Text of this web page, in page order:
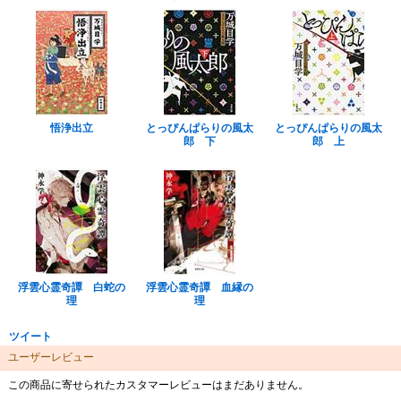
悟浄出立
とっぴんぱらりの風太
郎 下
とっぴんぱらりの風太
郎 上
浮雲心霊奇譚 白蛇の
理
浮雲心霊奇譚 血縁の
理
ツイート
ユーザーレビュー
この商品に寄せられたカスタマーレビューはまだありません。